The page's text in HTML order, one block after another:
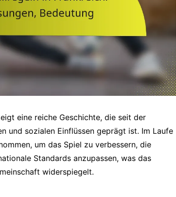
Norwegian (NO)
Czech (CZ)
Romanian (RO)
Croatian (HR)
French (BE)
eine reiche Geschichte, die seit der
und sozialen Einflüssen geprägt ist. Im Laufe
um das Spiel zu verbessern, die
Standards anzupassen, was das
widerspiegelt.